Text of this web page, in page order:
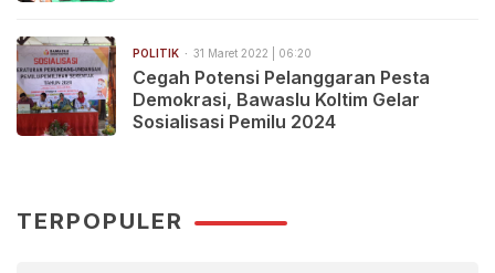
POLITIK 31 Maret 2022 | 06:20
Cegah Potensi Pelanggaran Pesta
Demokrasi, Bawaslu Koltim Gelar
Sosialisasi Pemilu 2024
TERPOPULER